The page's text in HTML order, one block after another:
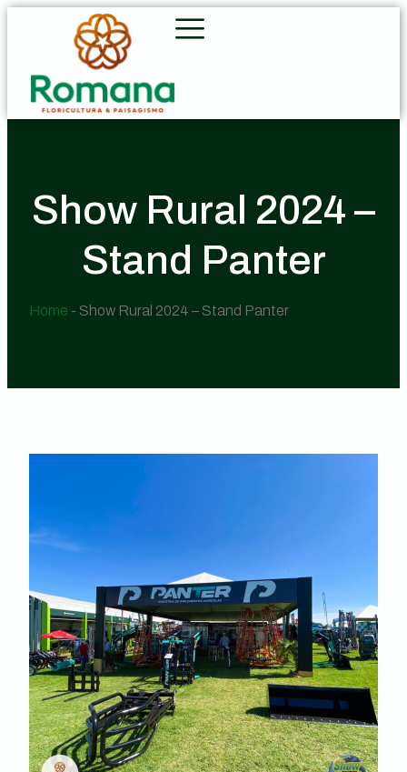
Show Rural 2024 –
Stand Panter
Home - Show Rural 2024 – Stand Panter